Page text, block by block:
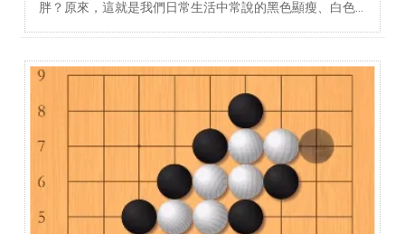
胖？原來，這就是我們日常生活中常說的黑色顯瘦、白色